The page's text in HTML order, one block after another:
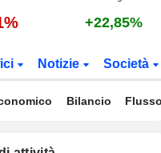
+22,85%
Notizie Società
Bilancio